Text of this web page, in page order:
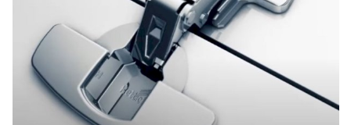
Login
Registre-se